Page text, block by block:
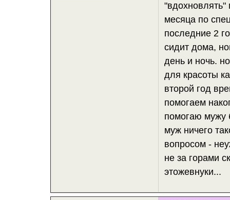
"вдохновлять"
месяца по
последние 2
сидит дома,
день и ночь.
для красоты
второй год
помогаем
помогаю мужу
муж ничего
вопросом -
не за горами
этожевнуки...